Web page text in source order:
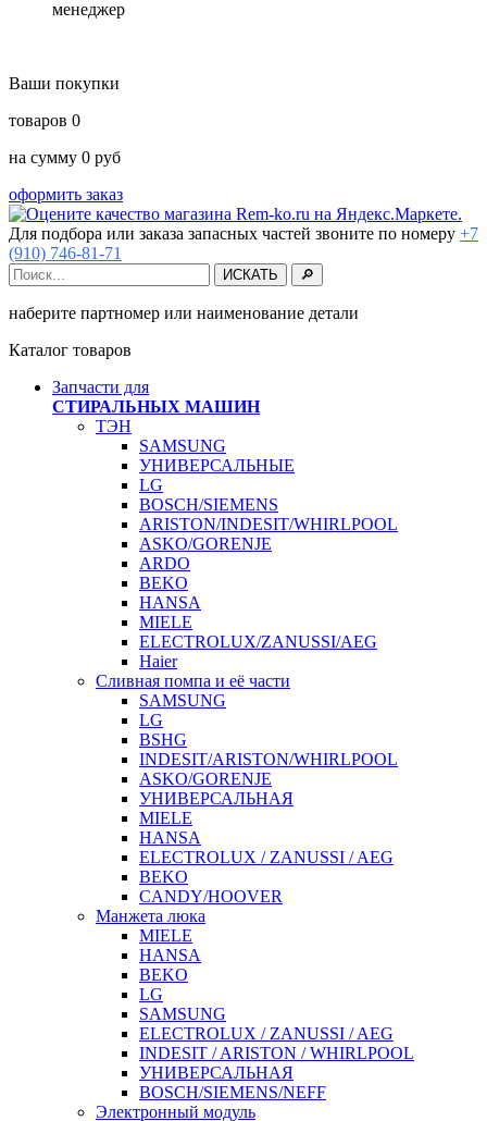
менеджер
Ваши покупки
товаров 0
на сумму 0 руб
оформить заказ
Для подбора или заказа запасных частей звоните по номеру +7
(910) 746-81-71
наберите партномер или наименование детали
Каталог товаров
Запчасти для
СТИРАЛЬНЫХ МАШИН
ТЭН
SAMSUNG
УНИВЕРСАЛЬНЫЕ
LG
BOSCH/SIEMENS
ARISTON/INDESIT/WHIRLPOOL
ASKO/GORENJE
ARDO
BEKO
HANSA
MIELE
ELECTROLUX/ZANUSSI/AEG
Haier
Сливная помпа и её части
SAMSUNG
LG
BSHG
INDESIT/ARISTON/WHIRLPOOL
ASKO/GORENJE
УНИВЕРСАЛЬНАЯ
MIELE
HANSA
ELECTROLUX / ZANUSSI / AEG
BEKO
CANDY/HOOVER
Манжета люка
MIELE
HANSA
BEKO
LG
SAMSUNG
ELECTROLUX / ZANUSSI / AEG
INDESIT / ARISTON / WHIRLPOOL
УНИВЕРСАЛЬНАЯ
BOSCH/SIEMENS/NEFF
Электронный модуль